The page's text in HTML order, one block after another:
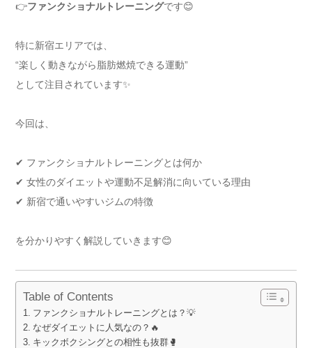
👉ファンクショナルトレーニングです😊
特に新宿エリアでは、
“楽しく動きながら脂肪燃焼できる運動”
として注目されています✨
今回は、
✔ ファンクショナルトレーニングとは何か
✔ 女性のダイエットや運動不足解消に向いている理由
✔ 新宿で通いやすいジムの特徴
を分かりやすく解説していきます😊
Table of Contents
ファンクショナルトレーニングとは？💡
なぜダイエットに人気なの？🔥
キックボクシングとの相性も抜群🥊